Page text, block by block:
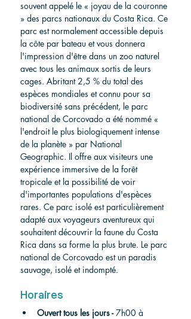
souvent appelé le « joyau de la couronne
» des parcs nationaux du Costa Rica. Ce
parc est normalement accessible depuis
la côte par bateau et vous donnera
l'impression d'être dans un zoo naturel
avec tous les animaux sortis de leurs
cages. Abritant 2,5 % du total des
espèces mondiales et connu pour sa
biodiversité sans précédent, le parc
national de Corcovado a été nommé «
l'endroit le plus biologiquement intense
de la planète » par National
Geographic. Il offre aux visiteurs une
expérience immersive de la forêt
tropicale et la possibilité de voir
d'importantes populations d'espèces
rares. Ce parc isolé est particulièrement
adapté aux voyageurs aventureux qui
souhaitent découvrir la faune du Costa
Rica dans sa forme la plus brute. Le parc
national de Corcovado est un paradis
sauvage, isolé et indompté.
Horaires
Ouvert tous les jours - 7h00 à